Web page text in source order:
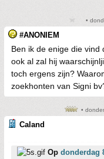
•
#ANONIEM
Ben ik de enige die vind
ook al zal hij
toch ergens zijn?
zoekhonten van Signi
•
Caland
Op donderdag